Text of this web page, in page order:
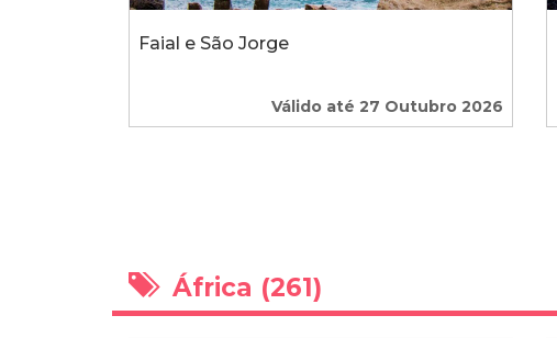
Faial e São Jorge
Válido até 27 Outubro 2026
África (261)